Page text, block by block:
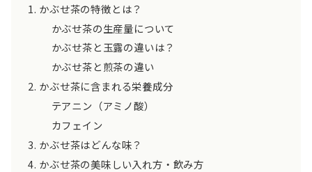
かぶせ茶の特徴とは？
かぶせ茶の生産量について
かぶせ茶と玉露の違いは？
かぶせ茶と煎茶の違い
かぶせ茶に含まれる栄養成分
テアニン（アミノ酸）
カフェイン
かぶせ茶はどんな味？
かぶせ茶の美味しい入れ方・飲み方